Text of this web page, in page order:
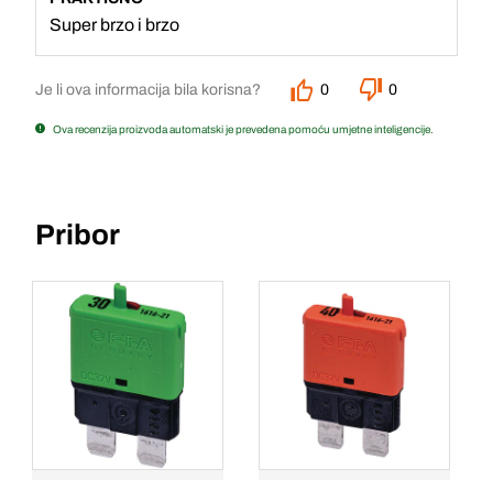
Super brzo i brzo
Je li ova informacija bila korisna? 0 0
Ova recenzija proizvoda automatski je prevedena pomoću umjetne inteligencije.
Pribor